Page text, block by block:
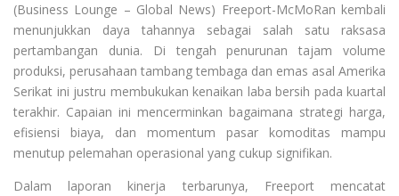
(Business Lounge – Global News) Freeport-McMoRan kembali
menunjukkan daya tahannya sebagai salah satu raksasa
pertambangan dunia. Di tengah penurunan tajam volume
produksi, perusahaan tambang tembaga dan emas asal Amerika
Serikat ini justru membukukan kenaikan laba bersih pada kuartal
terakhir. Capaian ini mencerminkan bagaimana strategi harga,
efisiensi biaya, dan momentum pasar komoditas mampu
menutup pelemahan operasional yang cukup signifikan.
Dalam laporan kinerja terbarunya, Freeport mencatat